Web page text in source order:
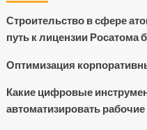
Строительство в сфере
путь к лицензии Росатома
Оптимизация
Какие цифровые
автоматизировать